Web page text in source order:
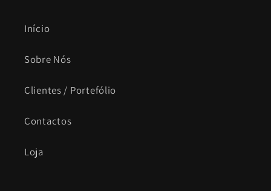
Início
Sobre Nós
Clientes / Portefólio
Contactos
Loja